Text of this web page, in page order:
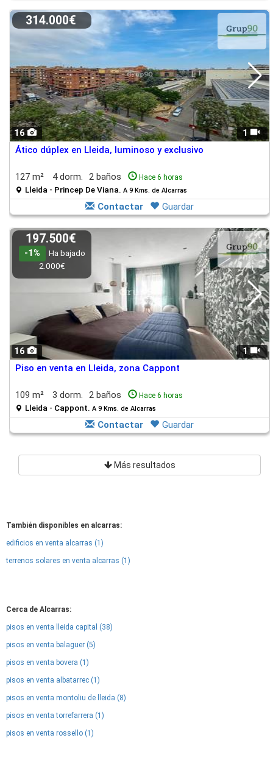
16 1
314.000€
Ático dúplex en Lleida, luminoso y exclusivo
127 m² 4 dorm. 2 baños Hace 6 horas
Lleida - Princep De Viana. A 9 Kms. de Alcarras
Contactar Guardar
16 1
197.500€
-1%
Ha bajado
2.000€
Piso en venta en Lleida, zona Cappont
109 m² 3 dorm. 2 baños Hace 6 horas
Lleida - Cappont. A 9 Kms. de Alcarras
Contactar Guardar
Más resultados
También disponibles en alcarras:
edificios en venta alcarras (1)
terrenos solares en venta alcarras (1)
Cerca de Alcarras:
pisos en venta lleida capital (38)
pisos en venta balaguer (5)
pisos en venta bovera (1)
pisos en venta albatarrec (1)
pisos en venta montoliu de lleida (8)
pisos en venta torrefarrera (1)
pisos en venta rossello (1)